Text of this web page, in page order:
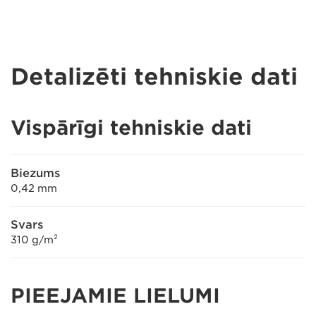
Detalizēti tehniskie dati
Vispārīgi tehniskie dati
Biezums
0,42 mm
Svars
310 g/m²
PIEEJAMIE LIELUMI